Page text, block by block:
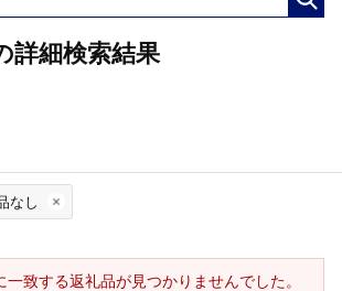
詳細検索結果
なし
一致する返礼品が見つかりませんでした。